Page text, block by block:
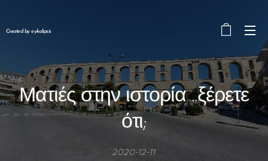
Created by eykalipsis
Ματιές στην ιστορία ..ξέρετε
ότι;
2020-12-11